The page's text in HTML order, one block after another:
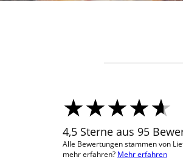
4,5 Sterne aus 95
Alle Bewertungen stammen von
mehr erfahren? Mehr erfahren